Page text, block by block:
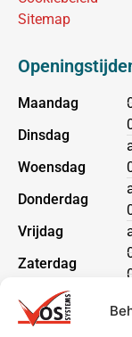
Sitemap
Maandag
Dinsdag
Woensdag
Donderdag
Vrijdag
Zaterdag
Zondag